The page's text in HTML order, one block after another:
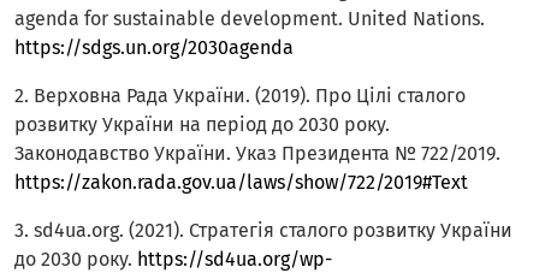
agenda for sustainable development. United Nations.
https://sdgs.un.org/2030agenda
2. Верховна Рада України. (2019). Про Цілі сталого
розвитку України на період до 2030 року.
Законодавство України. Указ Президента № 722/2019.
https://zakon.rada.gov.ua/laws/show/722/2019#Text
3. sd4ua.org. (2021). Стратегія сталого розвитку України
до 2030 року. https://sd4ua.org/wp-